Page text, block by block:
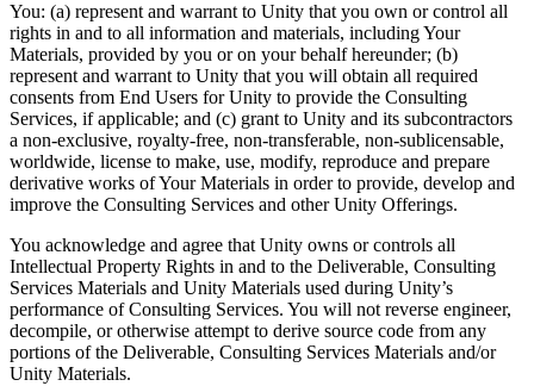
You: (a) represent and warrant to Unity that you own or control all
rights in and to all information and materials, including Your
Materials, provided by you or on your behalf hereunder; (b)
represent and warrant to Unity that you will obtain all required
consents from End Users for Unity to provide the Consulting
Services, if applicable; and (c) grant to Unity and its subcontractors
a non-exclusive, royalty-free, non-transferable, non-sublicensable,
worldwide, license to make, use, modify, reproduce and prepare
derivative works of Your Materials in order to provide, develop and
improve the Consulting Services and other Unity Offerings.
You acknowledge and agree that Unity owns or controls all
Intellectual Property Rights in and to the Deliverable, Consulting
Services Materials and Unity Materials used during Unity’s
performance of Consulting Services. You will not reverse engineer,
decompile, or otherwise attempt to derive source code from any
portions of the Deliverable, Consulting Services Materials and/or
Unity Materials.